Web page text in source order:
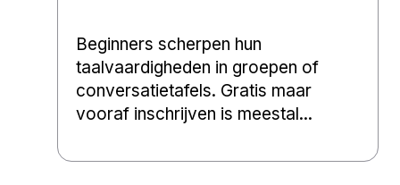
Beginners scherpen hun
taalvaardigheden in groepen of
conversatietafels. Gratis maar
vooraf inschrijven is meestal...